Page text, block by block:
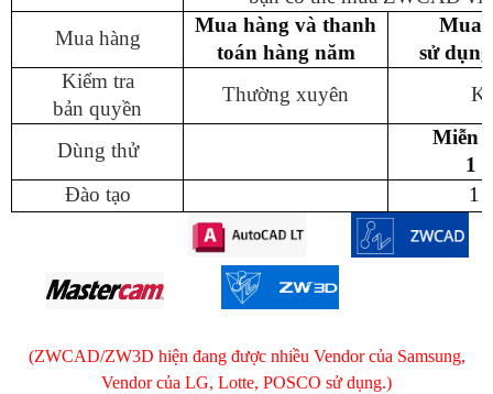
Mua hàng
Mua hàng và thanh
toán hàng năm
Mua
sử
Kiểm tra
bản quyền
Thường xuyên
Dùng thử
Miễn
1
Đào tạo 1
(ZWCAD/ZW3D hiện đang được nhiều Vendor của Samsung,
Vendor của LG, Lotte, POSCO sử dụng.)